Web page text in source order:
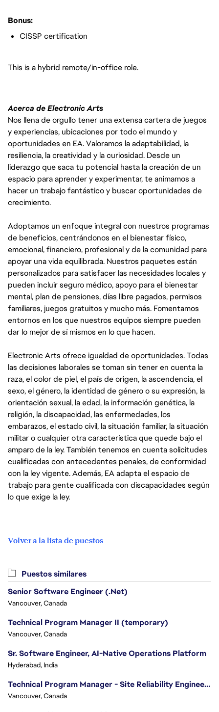
Bonus:
CISSP certification
This is a hybrid remote/in-office role.
Acerca de Electronic Arts
Nos llena de orgullo tener una extensa cartera de juegos
y experiencias, ubicaciones por todo el mundo y
oportunidades en EA. Valoramos la adaptabilidad, la
resiliencia, la creatividad y la curiosidad. Desde un
liderazgo que saca tu potencial hasta la creación de un
espacio para aprender y experimentar, te animamos a
hacer un trabajo fantástico y buscar oportunidades de
crecimiento.
Adoptamos un enfoque integral con nuestros programas
de beneficios, centrándonos en el bienestar físico,
emocional, financiero, profesional y de la comunidad para
apoyar una vida equilibrada. Nuestros paquetes están
personalizados para satisfacer las necesidades locales y
pueden incluir seguro médico, apoyo para el bienestar
mental, plan de pensiones, días libre pagados, permisos
familiares, juegos gratuitos y mucho más. Fomentamos
entornos en los que nuestros equipos siempre pueden
dar lo mejor de sí mismos en lo que hacen.
Electronic Arts ofrece igualdad de oportunidades. Todas
las decisiones laborales se toman sin tener en cuenta la
raza, el color de piel, el país de origen, la ascendencia, el
sexo, el género, la identidad de género o su expresión, la
orientación sexual, la edad, la información genética, la
religión, la discapacidad, las enfermedades, los
embarazos, el estado civil, la situación familiar, la situación
militar o cualquier otra característica que quede bajo el
amparo de la ley. También tenemos en cuenta solicitudes
cualificadas con antecedentes penales, de conformidad
con la ley vigente. Además, EA adapta el espacio de
trabajo para gente cualificada con discapacidades según
lo que exige la ley.
Volver a la lista de puestos
Puestos similares
Senior Software Engineer (.Net)
Vancouver, Canada
Technical Program Manager II (temporary)
Vancouver, Canada
Sr. Software Engineer, AI-Native Operations Platform
Hyderabad, India
Technical Program Manager - Site Reliability Engineering (SRE)
Vancouver, Canada